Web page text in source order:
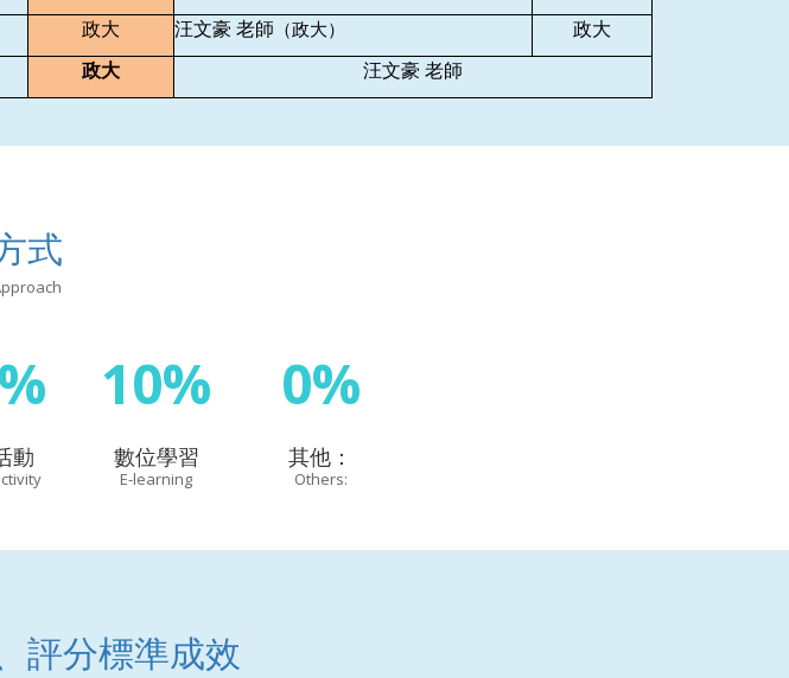
政大 汪文豪 老師 （政大） 政大
政大 汪文豪 老師
式
動
10%
數位學習
E-learning
0%
其他：
Others:
評分標準成效